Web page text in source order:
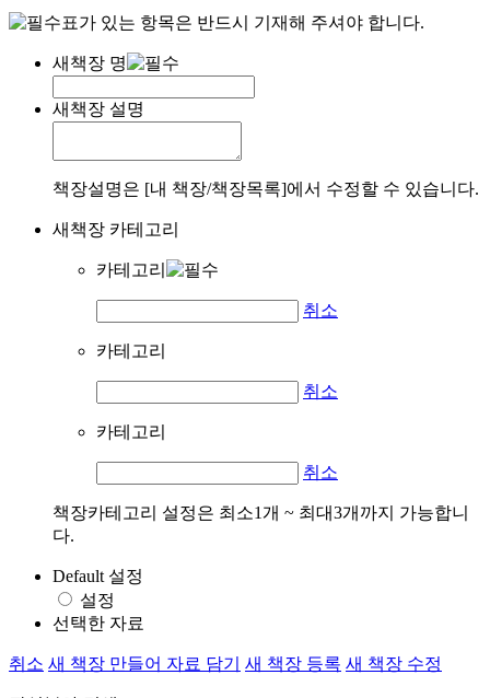
표가 있는 항목은 반드시 기재해 주셔야 합니다.
새책장 명
새책장 설명
책장설명은 [내 책장/책장목록]에서 수정할 수 있습니다.
새책장 카테고리
카테고리
취소
카테고리
취소
카테고리
취소
책장카테고리 설정은 최소1개 ~ 최대3개까지 가능합니
다.
Default 설정
설정
선택한 자료
취소 새 책장 만들어 자료 담기 새 책장 등록 새 책장 수정